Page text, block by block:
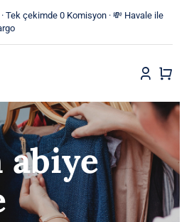
Tek çekimde 0 Komisyon · 💸 Havale ile
abiye